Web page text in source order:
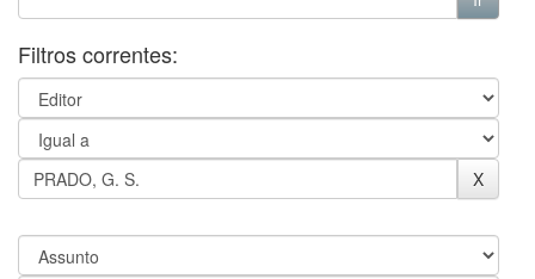
Filtros correntes: